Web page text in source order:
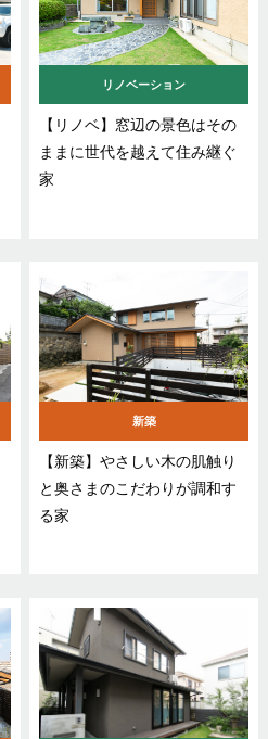
リノベーション
【リノベ】窓辺の景色はその
ままに世代を越えて住み継ぐ
家
新築
【新築】やさしい木の肌触り
と奥さまのこだわりが調和す
る家